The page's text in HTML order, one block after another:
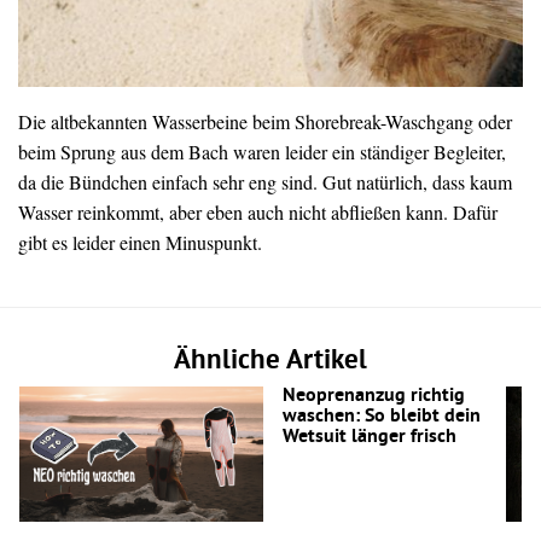
Die altbekannten Wasserbeine beim Shorebreak-Waschgang oder
beim Sprung aus dem Bach waren leider ein ständiger Begleiter,
da die Bündchen einfach sehr eng sind. Gut natürlich, dass kaum
Wasser reinkommt, aber eben auch nicht abfließen kann. Dafür
gibt es leider einen Minuspunkt.
Ähnliche Artikel
Neoprenanzug richtig
waschen: So bleibt dein
Wetsuit länger frisch